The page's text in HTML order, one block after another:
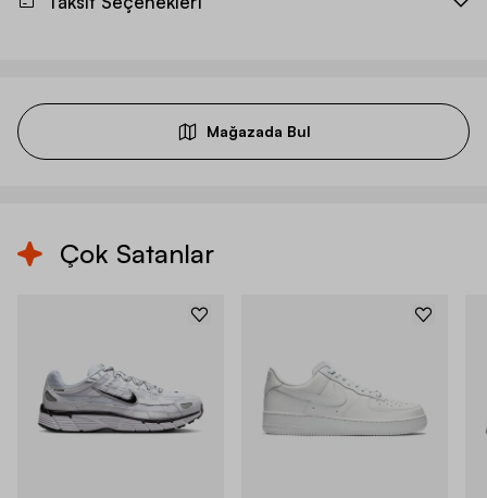
Mağazada Bul
Çok Satanlar